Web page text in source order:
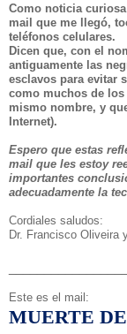
Como noticia
mail que me llegó,
teléfonos celulares.
Dicen que, con el
antiguamente las
esclavos para evitar
como muchos de los
mismo nombre, y
Internet).
Espero que estas
mail que les estoy
importantes
adecuadamente la
Cordiales saludos:
Dr. Francisco Oliveira
Este es el mail:
MUERTE